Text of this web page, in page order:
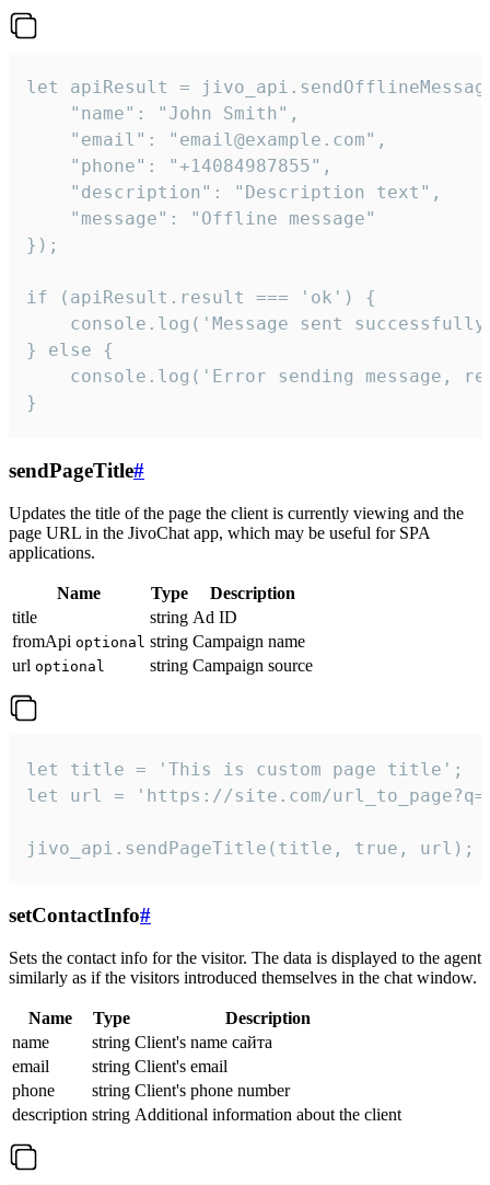
let apiResult =
    "name": "John Smith",
    "email": "email@example.com",
    "phone": "+14084987855",
    "description": "Description text",
    "message": "Offline message"
});
if (apiResult.result === 'ok') {
console.log('Message sent
} else {
console.log('Error sending message,
}
sendPageTitle#
Updates the title of the page the client is currently viewing and the
page URL in the JivoChat app, which may be useful for SPA
applications.
Name Type
Description
title
string Ad ID
fromApi optional string Campaign name
url optional string Campaign source
let title = 'This is custom page title';
let url = 'https://site.com/
jivo_api.sendPageTitle(title, true, url);
setContactInfo#
Sets the contact info for the visitor. The data is displayed to the agent
similarly as if the visitors introduced themselves in the chat window.
Name Type
Description
name
string Client's name сайта
email
string Client's email
phone
string Client's phone number
description string Additional information about the client